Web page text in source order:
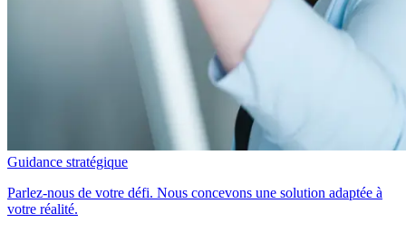
Guidance stratégique
Parlez-nous de votre défi. Nous concevons une solution adaptée à
votre réalité.